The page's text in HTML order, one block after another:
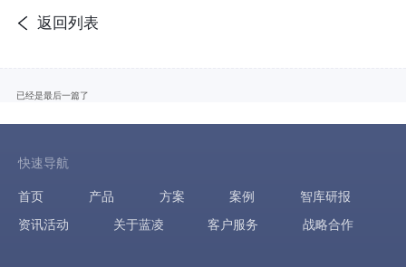
返回列表
已经是最后一篇了
快速导航
首页 产品 方案 案例
智库研报
资讯活动
关于蓝凌 客户服务 战略合作